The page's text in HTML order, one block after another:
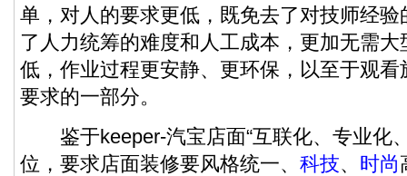
单，对人的要求更低，既免去了对技师经
了人力统筹的难度和人工成本，更加无需
低，作业过程更安静、更环保，以至于观
要求的一部分。
鉴于keeper-汽宝店面“互联化、专业化
位，要求店面装修要风格统一、 科技、 时尚